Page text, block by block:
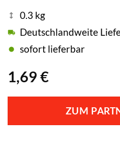
1,69 €
0.3 kg
Deutschlandweite
sofort lieferbar
ZUM